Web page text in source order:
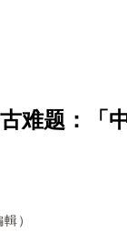
难题：「
）